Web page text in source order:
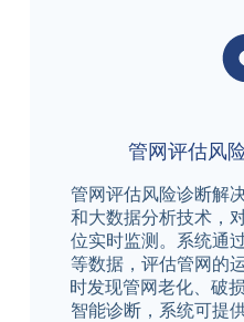
管网评估风
管网评估风险诊断解
和大数据分析技术，
位实时监测。系统通
等数据，评估管网的
时发现管网老化、破
智能诊断，系统可提